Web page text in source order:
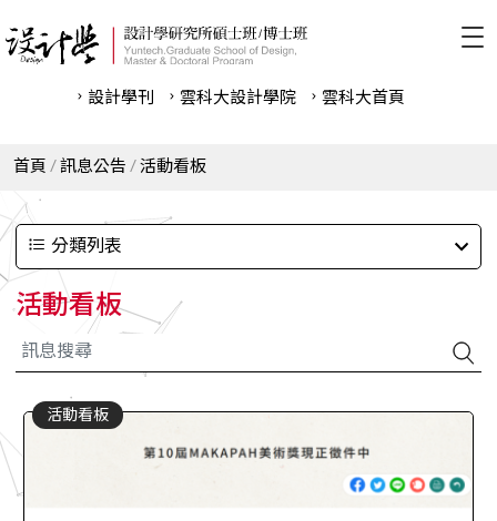
設計學刊 雲科⼤設計學院 雲科⼤首頁
首頁 訊息公告 活動看板
分類列表
活動看板
活動看板